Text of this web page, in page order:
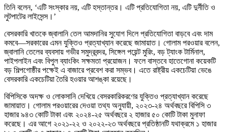
তিনি বলেন, ‘এটি সংস্কার নয়, এটি হস্তান্তর। এটি প্রতিযোগিতা নয়, এটি দুর্নীতি ও
লুটপাটের লাইসেন্স।’
বেসরকারি খাতকে জ্বালানি তেল আমদানির সুযোগ দিলে প্রতিযোগিতা বাড়বে এবং দাম
কমবে—সরকারের এমন যুক্তিও প্রত্যাখ্যান করেছে জামায়াত। গোলাম পরওয়ার বলেন,
জ্বালানি তেলের ব্যবসায় গভীর সমুদ্রবন্দর, সিঙ্গেল পয়েন্ট মুরিং, বড় ট্যাংক টার্মিনাল,
পাইপলাইন এবং বিপুল ব্যাংকিং সক্ষমতা প্রয়োজন। ফলে বাস্তবে হাতেগোনা কয়েকটি
বড় শিল্পগোষ্ঠীর পক্ষেই এ বাজারে প্রবেশ করা সম্ভব। এতে রাষ্ট্রীয় একচেটিয়া ভেঙে
বেসরকারি একচেটিয়া তৈরি হওয়ার আশঙ্কা রয়েছে।
বিপিসিকে অদক্ষ ও লোকসানি দেখিয়ে বেসরকারিকরণের যুক্তিও প্রত্যাখ্যান করেছে
জামায়াত। গোলাম পরওয়ারের দেওয়া তথ্য অনুযায়ী, ২০২৩-২৪ অর্থবছরে বিপিসি ৩
হাজার ৯৪৩ কোটি টাকা এবং ২০২৪-২৫ অর্থবছরে ২ হাজার ৫০ কোটি টাকা মুনাফা
করেছে। এর আগে ২০২১-২২ ও ২০২২-২৩ অর্থবছরে প্রতিষ্ঠানটি যথাক্রমে ১ হাজার